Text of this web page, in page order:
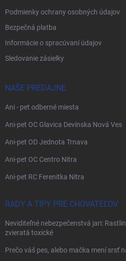
Podmienky ochrany osobných údajov
Bezpečná platba
Informácie o spracúvaní údajov
Sledovanie zásielky
NAŠE PREDAJNE
Ani - pet odberné miesta
Ani-pet OC Glavica Devínska Nová Ves
Ani-pet OD Jednota Trnava
Ani-pet OC Centro Nitra
Ani-pet RC Ferenitka Nitra
RADY A TIPY PRE CHOVATEĽOV
Neviditeľné nebezpečenstvá jari:
zvieratá toxické
Prečo váš pes, alebo mačka mení srsť